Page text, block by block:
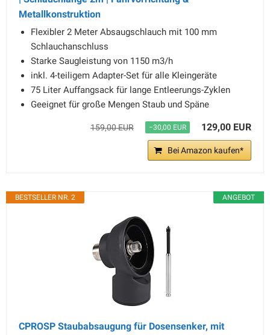
Metallkonstruktion
Flexibler 2 Meter Absaugschlauch mit 100 mm
Schlauchanschluss
Starke Saugleistung von 1150 m3/h
inkl. 4-teiligem Adapter-Set für alle Kleingeräte
75 Liter Auffangsack für lange Entleerungs-Zyklen
Geeignet für große Mengen Staub und Späne
159,00 EUR −30,00 EUR 129,00 EUR
Bei Amazon kaufen*
ANGEBOT
BESTSELLER NR. 2
CPROSP Staubabsaugung für Dosensenker, mit